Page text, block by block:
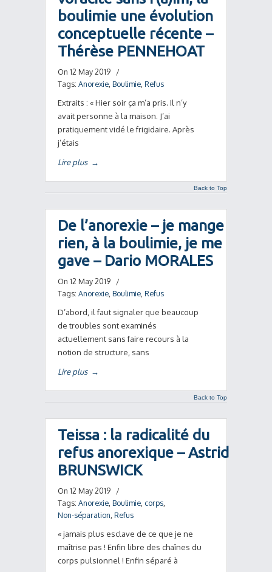
boulimie une évolution
conceptuelle récente –
Thérèse PENNEHOAT
On 12 May 2019
/
Tags: Anorexie Boulimie Refus
Extraits : « Hier soir ça m’a pris. Il n’y
avait personne à la maison. J’ai
pratiquement vidé le frigidaire. Après
j’étais
Lire plus →
Back to Top
De l’anorexie – je mange
rien, à la boulimie, je me
gave – Dario MORALES
On 12 May 2019
/
Tags: Anorexie Boulimie Refus
D’abord, il faut signaler que beaucoup
de troubles sont examinés
actuellement sans faire recours à la
notion de structure, sans
Lire plus →
Back to Top
Teissa : la radicalité du
refus anorexique – Astrid
BRUNSWICK
On 12 May 2019
/
Tags: Anorexie Boulimie corps
Non-séparation Refus
« jamais plus esclave de ce que je ne
maîtrise pas ! Enfin libre des chaînes du
corps pulsionnel ! Enfin séparé à